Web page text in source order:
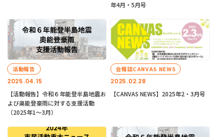
年4月・5月号
2025.04.15
活動報告
【活動報告】令和６年能登半島地震お
よび奥能登豪雨に対する支援活動
（2025年1〜3月）
2025.02.28
会報誌CANVAS NEWS
【CANVAS NEWS】2025年2・3月号